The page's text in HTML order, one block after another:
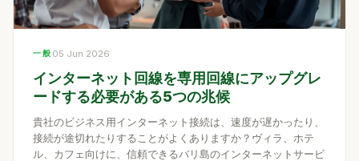
一般 05 Jun 2026
インターネット回線を専用回線にアップグレ
ードする必要がある5つの兆候
貴社のビジネス用インターネット接続は、速度が遅かったり、
接続が途切れたりすることがよくありますか？ヴィラ、ホテ
ル、カフェ向けに、信頼できるバリ島のインターネットサービ